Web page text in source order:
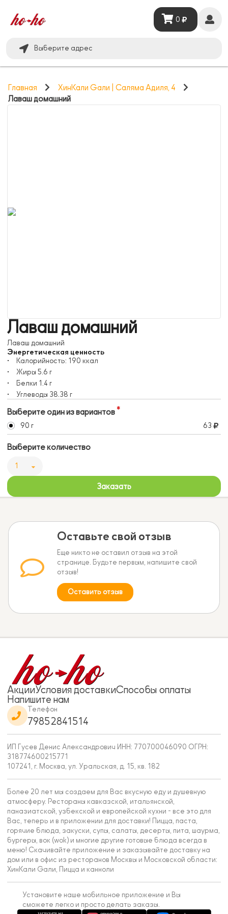
Выберите адрес
0
Главная
ХинКали Gали | Саляма Адиля, 4
Лаваш домашний
Лаваш домашний
Лаваш домашний
Энергетическая ценность
Калорийность: 190 ккал
Жиры 5.6 г
Белки 1.4 г
Углеводы 38.38 г
Выберите один из вариантов
90 г 63
Выберите количество
1
Заказать
Оставьте свой отзыв
Еще никто не оставил отзыв на этой
странице. Будьте первым, напишите свой
отзыв!
Оставить отзыв
АкцииУсловия доставкиСпособы оплаты
Напишите нам
Телефон
79852841514
ИП Гусев Денис Александрович ИНН: 770700046090 ОГРН:
318774600215771
107241, г. Москва, ул. Уральская, д. 15, кв. 182
Более 20 лет мы создаем для Вас вкусную еду и душевную
атмосферу. Рестораны кавказской, итальянской,
паназиатской, узбекской и европейской кухни - все это для
Вас, теперь и в приложении для доставки! Пицца, паста,
горячие блюда, закуски, супы, салаты, десерты, пита, шаурма,
бургеры, вок (wok) и многие другие готовые блюда всегда в
меню! Скачивайте приложение и заказывайте доставку на
дом или в офис из ресторанов Москвы и Московской области:
ХинКали Gали, Пицца и канноли
Установите наше мобильное приложение и Вы
сможете легко и просто делать заказы.